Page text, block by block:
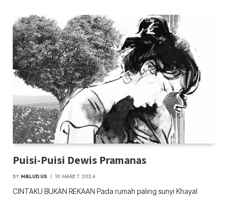
Puisi-Puisi Dewis Pramanas
BY MBLUDUS 10 MARET 2024
CINTAKU BUKAN REKAAN Pada rumah paling sunyi Khayal